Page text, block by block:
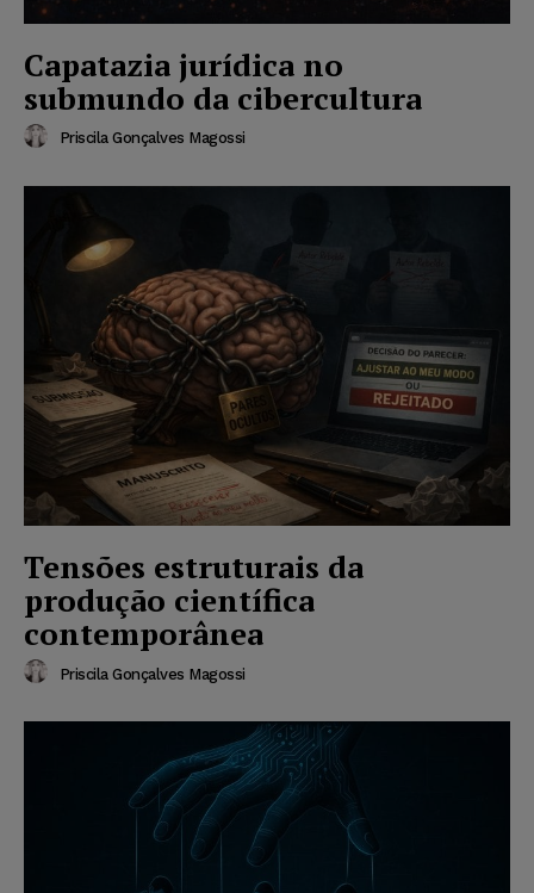
Capatazia jurídica no
submundo da cibercultura
Priscila Gonçalves Magossi
Tensões estruturais da
produção científica
contemporânea
Priscila Gonçalves Magossi